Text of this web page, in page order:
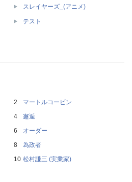
スレイヤーズ_(アニメ)
テスト
マートルコービン
邂逅
オーダー
為政者
松村謙三 (実業家)